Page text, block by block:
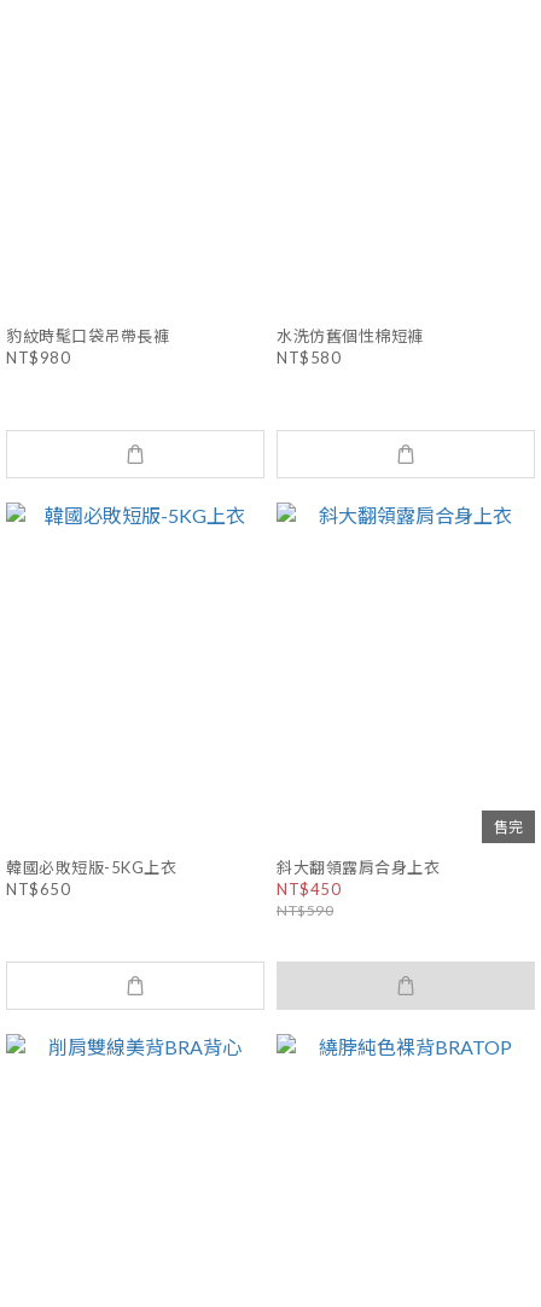
豹紋時髦口袋吊帶長褲
NT$980
水洗仿舊個性棉短褲
NT$580
韓國必敗短版-5KG上衣
NT$650
售完
斜大翻領露肩合身上衣
NT$450
NT$590